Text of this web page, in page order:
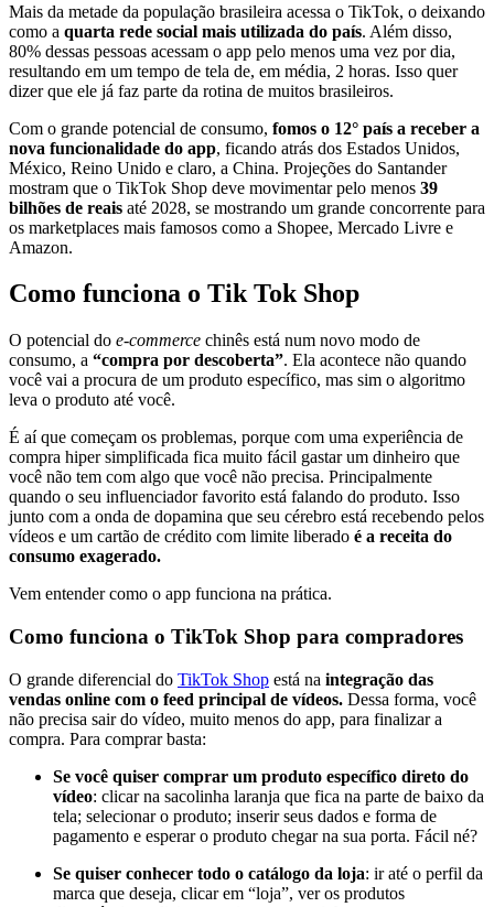
Mais da metade da população brasileira acessa o TikTok, o deixando
como a quarta rede social mais utilizada do país. Além disso,
80% dessas pessoas acessam o app pelo menos uma vez por dia,
resultando em um tempo de tela de, em média, 2 horas. Isso quer
dizer que ele já faz parte da rotina de muitos brasileiros.
Com o grande potencial de consumo, fomos o 12° país a receber a
nova funcionalidade do app, ficando atrás dos Estados Unidos,
México, Reino Unido e claro, a China. Projeções do Santander
mostram que o TikTok Shop deve movimentar pelo menos 39
bilhões de reais até 2028, se mostrando um grande concorrente para
os marketplaces mais famosos como a Shopee, Mercado Livre e
Amazon.
Como funciona o Tik Tok Shop
O potencial do e-commerce chinês está num novo modo de
consumo, a “compra por descoberta”. Ela acontece não quando
você vai a procura de um produto específico, mas sim o algoritmo
leva o produto até você.
É aí que começam os problemas, porque com uma experiência de
compra hiper simplificada fica muito fácil gastar um dinheiro que
você não tem com algo que você não precisa. Principalmente
quando o seu influenciador favorito está falando do produto. Isso
junto com a onda de dopamina que seu cérebro está recebendo pelos
vídeos e um cartão de crédito com limite liberado é a receita do
consumo exagerado.
Vem entender como o app funciona na prática.
Como funciona o TikTok Shop para compradores
O grande diferencial do TikTok Shop está na integração das
vendas online com o feed principal de vídeos. Dessa forma, você
não precisa sair do vídeo, muito menos do app, para finalizar a
compra. Para comprar basta:
Se você quiser comprar um produto específico direto do
vídeo: clicar na sacolinha laranja que fica na parte de baixo da
tela; selecionar o produto; inserir seus dados e forma de
pagamento e esperar o produto chegar na sua porta. Fácil né?
Se quiser conhecer todo o catálogo da loja: ir até o perfil da
marca que deseja, clicar em “loja”, ver os produtos